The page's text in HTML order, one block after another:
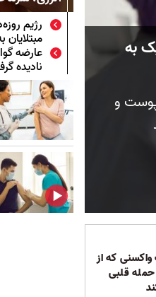
به
و
رژیم
عارضه
نادیده
که از
قلبی